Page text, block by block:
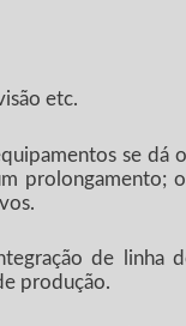
etc.
se dá
prolongamento;
de linha
produção.